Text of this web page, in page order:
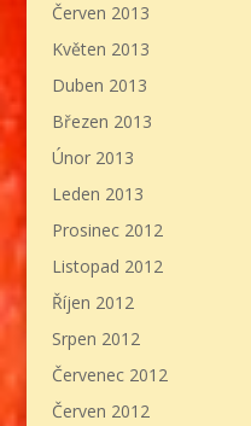
Červen 2013
Květen 2013
Duben 2013
Březen 2013
Únor 2013
Leden 2013
Prosinec 2012
Listopad 2012
Říjen 2012
Srpen 2012
Červenec 2012
Červen 2012